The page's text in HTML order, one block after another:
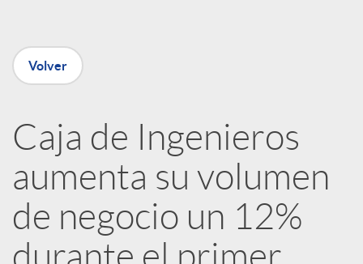
n
e
d
e
Volver
Caja de Ingenieros
aumenta su volumen
de negocio un 12%